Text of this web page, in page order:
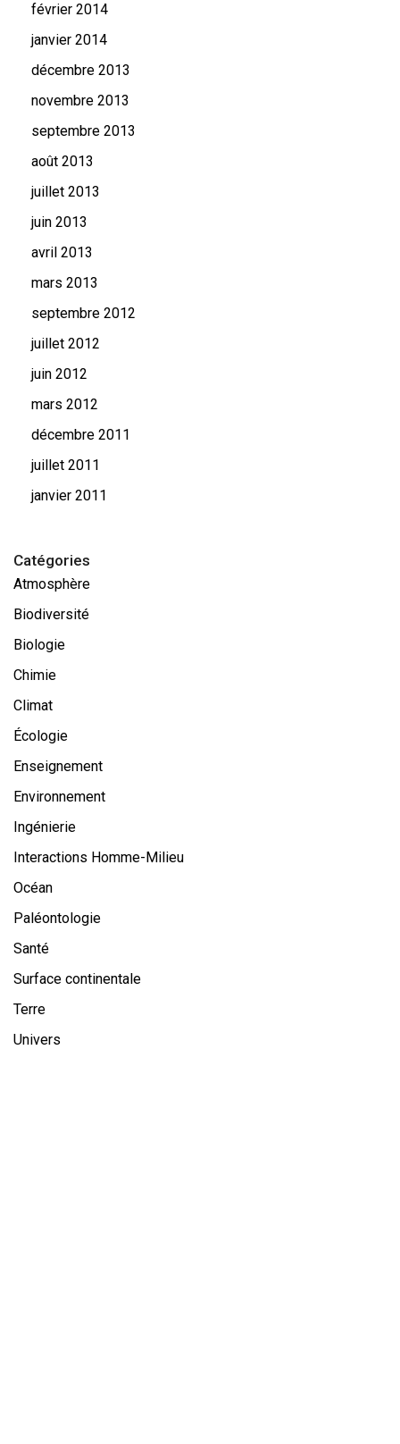
février 2014
janvier 2014
décembre 2013
novembre 2013
septembre 2013
août 2013
juillet 2013
juin 2013
avril 2013
mars 2013
septembre 2012
juillet 2012
juin 2012
mars 2012
décembre 2011
juillet 2011
janvier 2011
Catégories
Atmosphère
Biodiversité
Biologie
Chimie
Climat
Écologie
Enseignement
Environnement
Ingénierie
Interactions Homme-Milieu
Océan
Paléontologie
Santé
Surface continentale
Terre
Univers